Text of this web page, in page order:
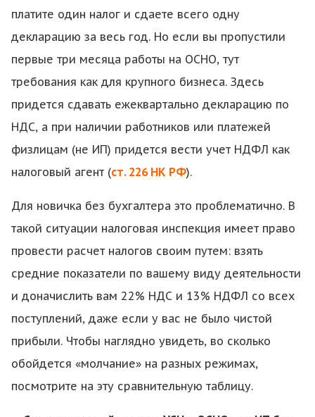
платите один налог и сдаете всего одну
декларацию за весь год. Но если вы пропустили
первые три месяца работы на ОСНО, тут
требования как для крупного бизнеса. Здесь
придется сдавать ежеквартально декларацию по
НДС, а при наличии работников или платежей
физлицам (не ИП) придется вести учет НДФЛ как
налоговый агент (ст. 226 НК РФ).
Для новичка без бухгалтера это проблематично. В
такой ситуации налоговая инспекция имеет право
провести расчет налогов своим путем: взять
средние показатели по вашему виду деятельности
и доначислить вам 22% НДС и 13% НДФЛ со всех
поступлений, даже если у вас не было чистой
прибыли. Чтобы наглядно увидеть, во сколько
обойдется «молчание» на разных режимах,
посмотрите на эту сравнительную таблицу.